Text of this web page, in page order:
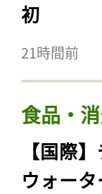
初
21時間前
食品・
【国際
ウォー